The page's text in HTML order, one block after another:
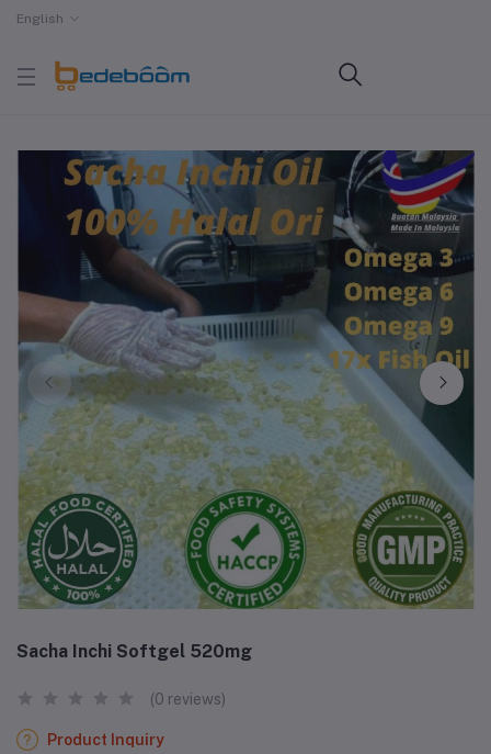
English
Sacha Inchi Softgel 520mg
(0 reviews)
Product Inquiry